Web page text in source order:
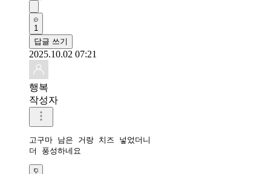
1
답글 쓰기
2025.10.02 07:21
행복
작성자
고구마 남은 거랑 치즈 넣었더니
더 풍성하네요